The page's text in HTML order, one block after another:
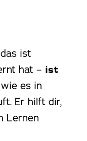
ist
hat – ist
es in
Er hilft dir,
Lernen